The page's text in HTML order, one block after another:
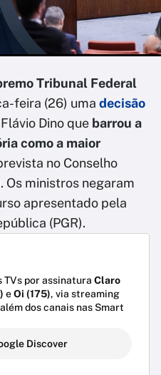
Tribunal Federal
feira (26) uma decisão
Dino que barrou a
como a maior
no Conselho
Os ministros negaram
apresentado pela
(PGR).
TVs por assinatura Claro
eOi (175), via streaming
dos canais nas Smart
Discover